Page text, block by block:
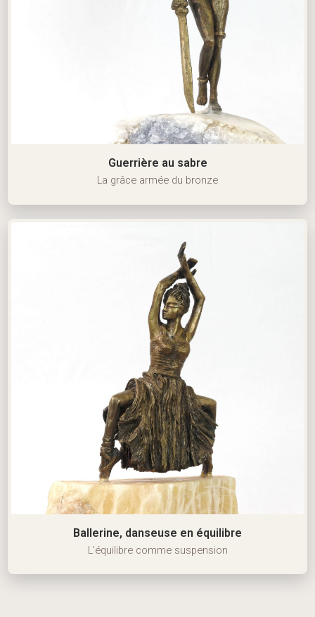
Guerrière au sabre
La grâce armée du bronze
Ballerine, danseuse en équilibre
L’équilibre comme suspension